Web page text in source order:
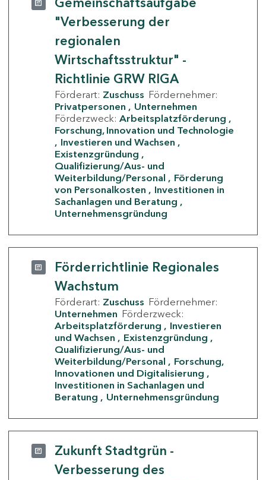
"Verbesserung der
regionalen
Wirtschaftsstruktur" -
Richtlinie GRW RIGA
Förderart: Zuschuss Fördernehmer:
Privatpersonen
Unternehmen
Förderzweck: Arbeitsplatzförderung
Forschung, Innovation und Technologie
Investieren und Wachsen
Existenzgründung
Qualifizierung/Aus- und
Weiterbildung/Personal
Förderung
von Personalkosten
Investitionen in
Sachanlagen und Beratung
Unternehmensgründung
Förderrichtlinie Regionales
Wachstum
Förderart: Zuschuss Fördernehmer:
Unternehmen Förderzweck:
Arbeitsplatzförderung
Investieren
und Wachsen
Existenzgründung
Qualifizierung/Aus- und
Weiterbildung/Personal
Forschung,
Innovationen und Digitalisierung
Investitionen in Sachanlagen und
Beratung
Unternehmensgründung
Zukunft Stadtgrün -
Verbesserung des